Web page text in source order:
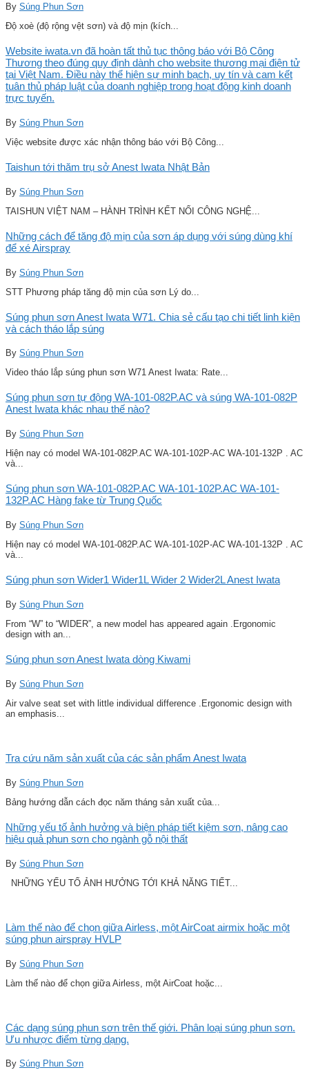
By Súng Phun Sơn
Độ xoè (độ rộng vệt sơn) và độ mịn (kích...
Website iwata.vn đã hoàn tất thủ tục thông báo với Bộ Công
Thương theo đúng quy định dành cho website thương mại điện tử
tại Việt Nam. Điều này thể hiện sự minh bạch, uy tín và cam kết
tuân thủ pháp luật của doanh nghiệp trong hoạt động kinh doanh
trực tuyến.
By Súng Phun Sơn
Việc website được xác nhận thông báo với Bộ Công...
Taishun tới thăm trụ sở Anest Iwata Nhật Bản
By Súng Phun Sơn
TAISHUN VIỆT NAM – HÀNH TRÌNH KẾT NỐI CÔNG NGHỆ...
Những cách để tăng độ mịn của sơn áp dụng với súng dùng khí
để xé Airspray
By Súng Phun Sơn
STT Phương pháp tăng độ mịn của sơn Lý do...
Súng phun sơn Anest Iwata W71. Chia sẻ cấu tạo chi tiết linh kiện
và cách tháo lắp súng
By Súng Phun Sơn
Video tháo lắp súng phun sơn W71 Anest Iwata: Rate...
Súng phun sơn tự động WA-101-082P.AC và súng WA-101-082P
Anest Iwata khác nhau thế nào?
By Súng Phun Sơn
Hiện nay có model WA-101-082P.AC WA-101-102P-AC WA-101-132P . AC
và...
Súng phun sơn WA-101-082P.AC WA-101-102P.AC WA-101-
132P.AC Hàng fake từ Trung Quốc
By Súng Phun Sơn
Hiện nay có model WA-101-082P.AC WA-101-102P-AC WA-101-132P . AC
và...
Súng phun sơn Wider1 Wider1L Wider 2 Wider2L Anest Iwata
By Súng Phun Sơn
From “W” to “WIDER”, a new model has appeared again .Ergonomic
design with an...
Súng phun sơn Anest Iwata dòng Kiwami
By Súng Phun Sơn
Air valve seat set with little individual difference .Ergonomic design with
an emphasis...
Tra cứu năm sản xuất của các sản phẩm Anest Iwata
By Súng Phun Sơn
Bảng hướng dẫn cách đọc năm tháng sản xuất của...
Những yếu tố ảnh hưởng và biện pháp tiết kiệm sơn, nâng cao
hiệu quả phun sơn cho ngành gỗ nội thất
By Súng Phun Sơn
NHỮNG YẾU TỐ ẢNH HƯỞNG TỚI KHẢ NĂNG TIẾT...
Làm thế nào để chọn giữa Airless, một AirCoat airmix hoặc một
súng phun airspray HVLP
By Súng Phun Sơn
Làm thế nào để chọn giữa Airless, một AirCoat hoặc...
Các dạng súng phun sơn trên thế giới. Phân loại súng phun sơn.
Ưu nhược điểm từng dạng.
By Súng Phun Sơn